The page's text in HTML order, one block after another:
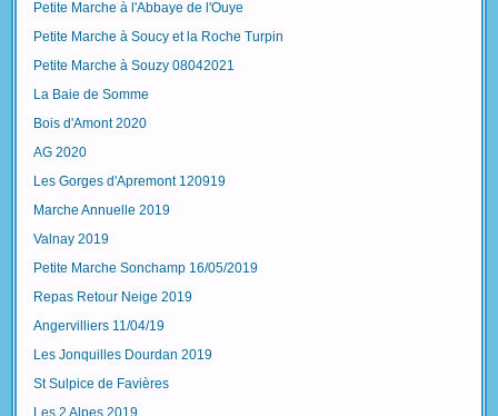
Petite Marche à l'Abbaye de l'Ouye
Petite Marche à Soucy et la Roche Turpin
Petite Marche à Souzy 08042021
La Baie de Somme
Bois d'Amont 2020
AG 2020
Les Gorges d'Apremont 120919
Marche Annuelle 2019
Valnay 2019
Petite Marche Sonchamp 16/05/2019
Repas Retour Neige 2019
Angervilliers 11/04/19
Les Jonquilles Dourdan 2019
St Sulpice de Favières
Les 2 Alpes 2019